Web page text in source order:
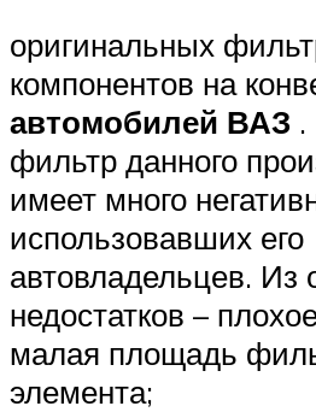
оригинальных
компонентов на
автомобилей ВАЗ
фильтр данного
имеет много
использовавших его
автовладельцев. Из
недостатков –
малая площадь
элемента;